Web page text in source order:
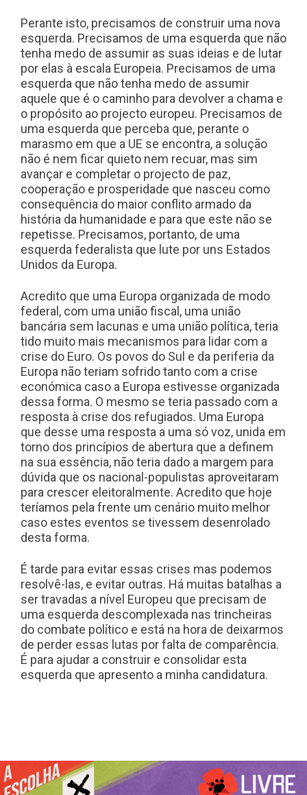
Perante isto, precisamos de construir uma nova
esquerda. Precisamos de uma esquerda que não
tenha medo de assumir as suas ideias e de lutar
por elas à escala Europeia. Precisamos de uma
esquerda que não tenha medo de assumir
aquele que é o caminho para devolver a chama e
o propósito ao projecto europeu. Precisamos de
uma esquerda que perceba que, perante o
marasmo em que a UE se encontra, a solução
não é nem ficar quieto nem recuar, mas sim
avançar e completar o projecto de paz,
cooperação e prosperidade que nasceu como
consequência do maior conflito armado da
história da humanidade e para que este não se
repetisse. Precisamos, portanto, de uma
esquerda federalista que lute por uns Estados
Unidos da Europa.
Acredito que uma Europa organizada de modo
federal, com uma união fiscal, uma união
bancária sem lacunas e uma união política, teria
tido muito mais mecanismos para lidar com a
crise do Euro. Os povos do Sul e da periferia da
Europa não teriam sofrido tanto com a crise
económica caso a Europa estivesse organizada
dessa forma. O mesmo se teria passado com a
resposta à crise dos refugiados. Uma Europa
que desse uma resposta a uma só voz, unida em
torno dos princípios de abertura que a definem
na sua essência, não teria dado a margem para
dúvida que os nacional-populistas aproveitaram
para crescer eleitoralmente. Acredito que hoje
teríamos pela frente um cenário muito melhor
caso estes eventos se tivessem desenrolado
desta forma.
É tarde para evitar essas crises mas podemos
resolvê-las, e evitar outras. Há muitas batalhas a
ser travadas a nível Europeu que precisam de
uma esquerda descomplexada nas trincheiras
do combate político e está na hora de deixarmos
de perder essas lutas por falta de comparência.
É para ajudar a construir e consolidar esta
esquerda que apresento a minha candidatura.